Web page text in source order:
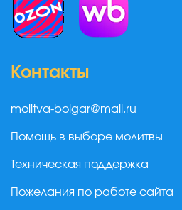
Контакты
molitva-bolgar@mail.ru
Помощь в выборе молитвы
Техническая поддержка
Пожелания по работе сайта